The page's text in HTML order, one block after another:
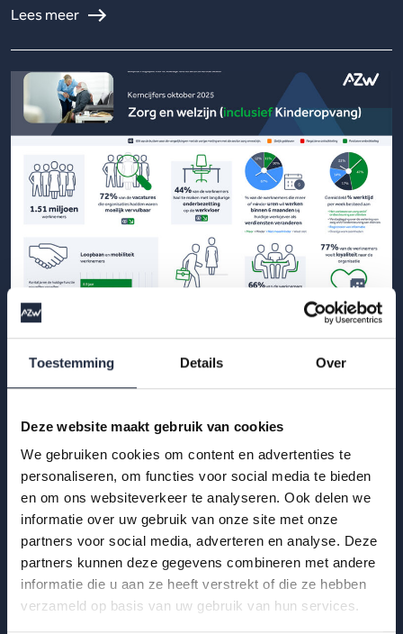
Toestemming Details Over
Deze website maakt gebruik van cookies
We gebruiken cookies om content en advertenties te
personaliseren, om functies voor social media te bieden
en om ons websiteverkeer te analyseren. Ook delen we
informatie over uw gebruik van onze site met onze
partners voor social media, adverteren en analyse. Deze
partners kunnen deze gegevens combineren met andere
informatie die u aan ze heeft verstrekt of die ze hebben
verzameld op basis van uw gebruik van hun services.
Lees meer
28 okt 2025
Werknemers- en werkgeversenquête 2e
kinderopvang)
Hoe ervaren werknemers en werkgevers het werken in de
zorg en welzijn? Bekijk de infographic met kerncijfers Q2
2025 voor de sector zorg en welzijn (i...
Lees meer